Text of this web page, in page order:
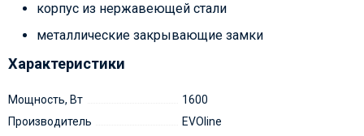
корпус из нержавеющей стали
металлические закрывающие замки
Характеристики
Мощность, Вт
1600
Производитель
EVOline